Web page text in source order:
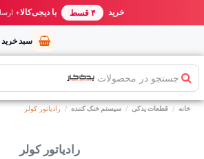
خرید مطمئن از یدک کار بهترین قیمت ایران خرید ۴ قسط با دیجی‌کالا+
سبد خرید
جستجو در محصولات
خانه قطعات یدکی سیستم خنک کننده رادیاتور کولر
رادیاتور کولر